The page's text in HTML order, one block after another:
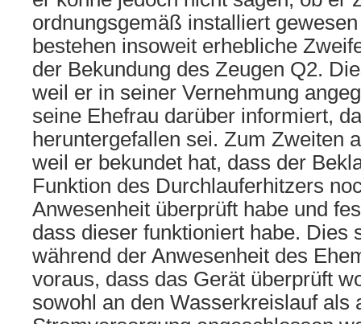
ordnungsgemäß installiert
bestehen insoweit erhebliche
der Bekundung des Zeugen Q2.
weil er in seiner Vernehmung
seine Ehefrau darüber informiert,
heruntergefallen sei. Zum Zweiten
weil er bekundet hat, dass der
Funktion des Durchlauferhitzers
Anwesenheit überprüft habe und
dass dieser funktioniert habe. Dies
während der Anwesenheit des
voraus, dass das Gerät überprüft
sowohl an den Wasserkreislauf als